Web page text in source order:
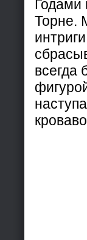
Годами
Торне.
всегда